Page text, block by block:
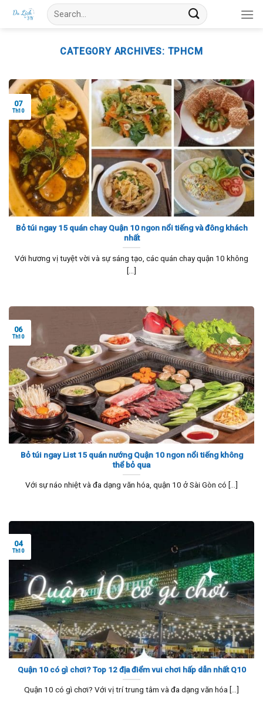
Skip
Search
for:
CATEGORY ARCHIVES: TPHCM
Bỏ túi ngay 15 quán chay Quận 10 ngon nổi tiếng và đông khách
nhất
Với hương vị tuyệt vời và sự sáng tạo, các quán chay quận 10 không
[...]
07
Th10
Bỏ túi ngay List 15 quán nướng Quận 10 ngon nổi tiếng không
thể bỏ qua
Với sự náo nhiệt và đa dạng văn hóa, quận 10 ở Sài Gòn có [...]
06
Th10
Quận 10 có gì chơi? Top 12 địa điểm vui chơi hấp dẫn nhất Q10
Quận 10 có gì chơi? Với vị trí trung tâm và đa dạng văn hóa [...]
04
Th10